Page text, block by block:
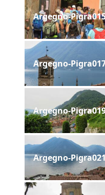
Argegno-
Argegno-
Argegno-
Argegno-